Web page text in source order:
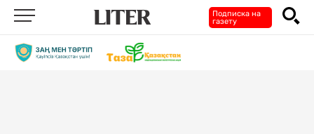
Подписка на
газету